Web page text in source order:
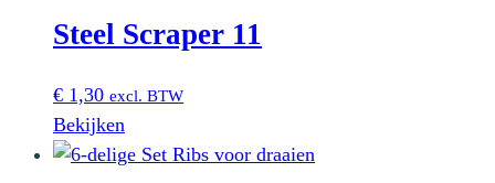
Steel Scraper 11
€ 1,30 excl. BTW
Bekijken